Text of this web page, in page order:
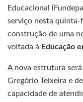
Educacional
serviço nesta quinta-
construção de uma
voltada à Educação
A nova estrutura
Gregório Teixeira e
capacidade de